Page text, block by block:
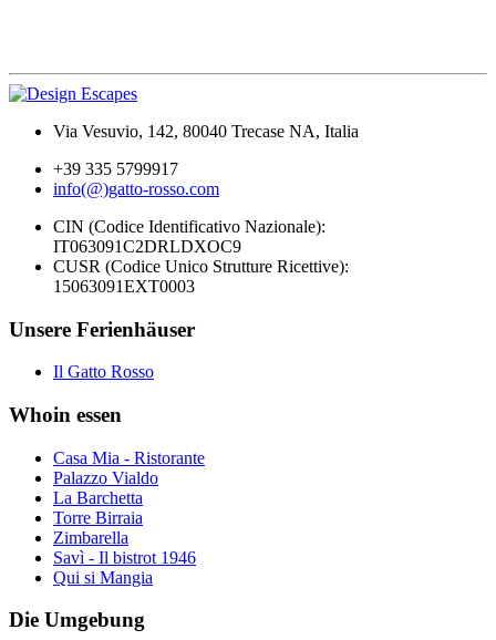
Via Vesuvio, 142, 80040 Trecase NA, Italia
+39 335 5799917
info(@)gatto-rosso.com
CIN (Codice Identificativo Nazionale):
IT063091C2DRLDXOC9
CUSR (Codice Unico Strutture Ricettive):
15063091EXT0003
Unsere Ferienhäuser
Il Gatto Rosso
Whoin essen
Casa Mia - Ristorante
Palazzo Vialdo
La Barchetta
Torre Birraia
Zimbarella
Savì - Il bistrot 1946
Qui si Mangia
Die Umgebung